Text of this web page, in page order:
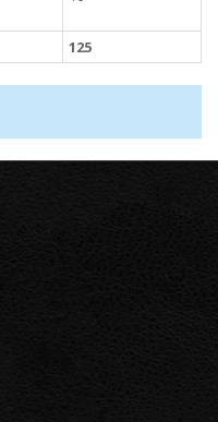
125